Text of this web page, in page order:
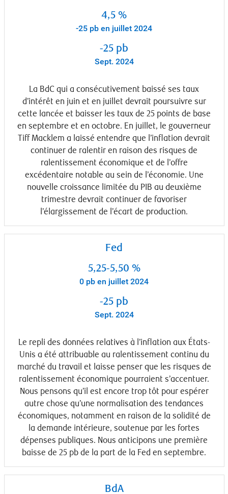
4,5 %
-25 pb en juillet 2024
-25 pb
Sept. 2024
La BdC qui a consécutivement baissé ses taux
d’intérêt en juin et en juillet devrait poursuivre sur
cette lancée et baisser les taux de 25 points de base
en septembre et en octobre. En juillet, le gouverneur
Tiff Macklem a laissé entendre que l’inflation devrait
continuer de ralentir en raison des risques de
ralentissement économique et de l’offre
excédentaire notable au sein de l’économie. Une
nouvelle croissance limitée du PIB au deuxième
trimestre devrait continuer de favoriser
l’élargissement de l’écart de production.
Fed
5,25-5,50 %
0 pb en juillet 2024
-25 pb
Sept. 2024
Le repli des données relatives à l’inflation aux États-
Unis a été attribuable au ralentissement continu du
marché du travail et laisse penser que les risques de
ralentissement économique pourraient s’accentuer.
Nous pensons qu’il est encore trop tôt pour espérer
autre chose qu’une normalisation des tendances
économiques, notamment en raison de la solidité de
la demande intérieure, soutenue par les fortes
dépenses publiques. Nous anticipons une première
baisse de 25 pb de la part de la Fed en septembre.
BdA